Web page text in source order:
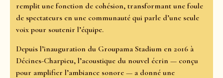
remplit une fonction de cohésion, transformant une foule
de spectateurs en une communauté qui parle d’une seule
voix pour soutenir l’équipe.
Depuis l’inauguration du Groupama Stadium en 2016 à
Décines-Charpieu, l’acoustique du nouvel écrin — conçu
pour amplifier l’ambiance sonore — a donné une